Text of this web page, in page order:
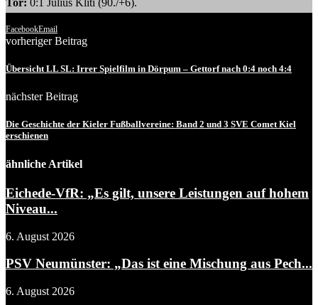
FacebookEmail
vorheriger Beitrag
Übersicht LL SL: Irrer Spielfilm in Dörpum – Gettorf nach 0:4 noch 4:4
nächster Beitrag
Die Geschichte der Kieler Fußballvereine: Band 2 und 3 SVE Comet Kiel
erschienen
ähnliche Artikel
Eichede-VfR: „Es gilt, unsere Leistungen auf hohem
Niveau...
6. August 2026
PSV Neumünster: „Das ist eine Mischung aus Pech...
6. August 2026